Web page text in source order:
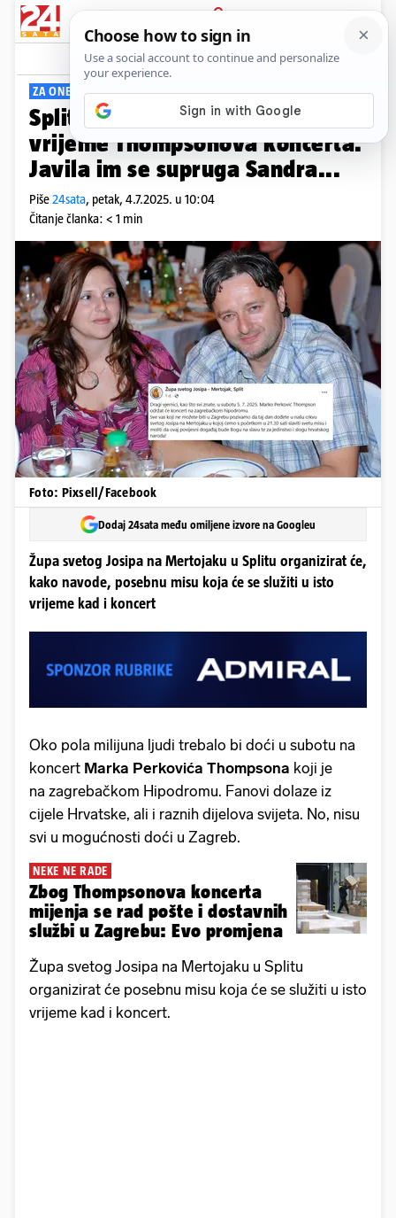
PRIJAVA
Viral Komentari
ZA ONE KOJI NE MOGU IĆI
Splitska župa imat će misu u
vrijeme Thompsonova koncerta.
Javila im se supruga Sandra...
Piše24sata, petak, 4.7.2025. u 10:04
Čitanje članka: < 1 min
Foto: Pixsell/Facebook
Dodaj 24sata među omiljene izvore na Googleu
Župa svetog Josipa na Mertojaku u Splitu organizirat će,
kako navode, posebnu misu koja će se služiti u isto
vrijeme kad i koncert
Oko pola milijuna ljudi trebalo bi doći u subotu na
koncert Marka Perkovića Thompsona koji je
na zagrebačkom Hipodromu. Fanovi dolaze iz
cijele Hrvatske, ali i raznih dijelova svijeta. No, nisu
svi u mogućnosti doći u Zagreb.
NEKE NE RADE
Zbog Thompsonova koncerta
mijenja se rad pošte i dostavnih
službi u Zagrebu: Evo promjena
Župa svetog Josipa na Mertojaku u Splitu
organizirat će posebnu misu koja će se služiti u isto
vrijeme kad i koncert.